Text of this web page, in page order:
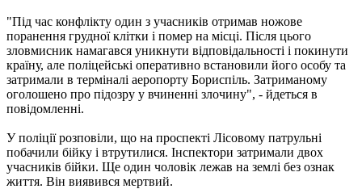
"Під час конфлікту один з учасників отримав ножове
поранення грудної клітки і помер на місці. Після цього
зловмисник намагався уникнути відповідальності і покинути
країну, але поліцейські оперативно встановили його особу та
затримали в терміналі аеропорту Бориспіль. Затриманому
оголошено про підозру у вчиненні злочину", - йдеться в
повідомленні.
У поліції розповіли, що на проспекті Лісовому патрульні
побачили бійку і втрутилися. Інспектори затримали двох
учасників бійки. Ще один чоловік лежав на землі без ознак
життя. Він виявився мертвий.